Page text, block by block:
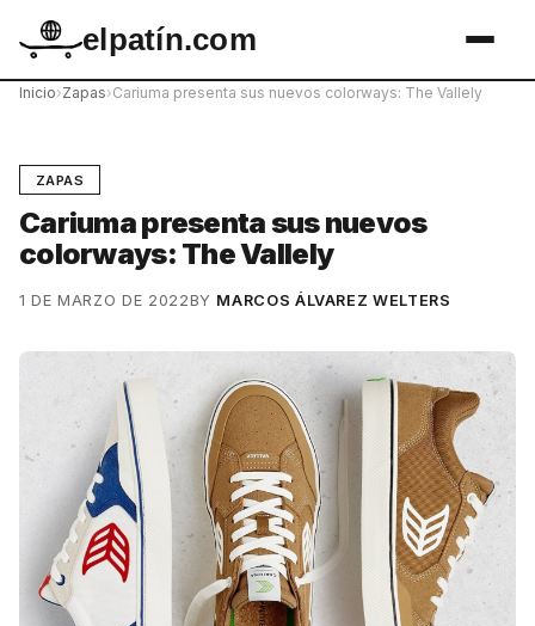
elpatín.com
Inicio›Zapas›Cariuma presenta sus nuevos colorways: The Vallely
ZAPAS
Cariuma presenta sus nuevos
colorways: The Vallely
1 DE MARZO DE 2022BY MARCOS ÁLVAREZ WELTERS